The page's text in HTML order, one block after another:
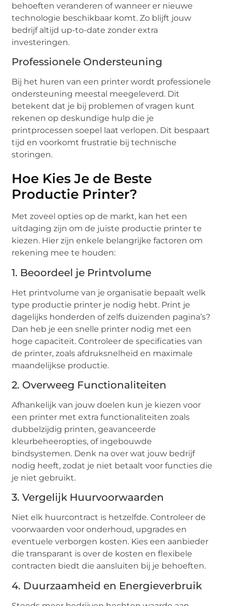
behoeften veranderen of wanneer er nieuwe
technologie beschikbaar komt. Zo blijft jouw
bedrijf altijd up-to-date zonder extra
investeringen.
Professionele Ondersteuning
Bij het huren van een printer wordt professionele
ondersteuning meestal meegeleverd. Dit
betekent dat je bij problemen of vragen kunt
rekenen op deskundige hulp die je
printprocessen soepel laat verlopen. Dit bespaart
tijd en voorkomt frustratie bij technische
storingen.
Hoe Kies Je de Beste
Productie Printer?
Met zoveel opties op de markt, kan het een
uitdaging zijn om de juiste productie printer te
kiezen. Hier zijn enkele belangrijke factoren om
rekening mee te houden:
1. Beoordeel je Printvolume
Het printvolume van je organisatie bepaalt welk
type productie printer je nodig hebt. Print je
dagelijks honderden of zelfs duizenden pagina’s?
Dan heb je een snelle printer nodig met een
hoge capaciteit. Controleer de specificaties van
de printer, zoals afdruksnelheid en maximale
maandelijkse productie.
2. Overweeg Functionaliteiten
Afhankelijk van jouw doelen kun je kiezen voor
een printer met extra functionaliteiten zoals
dubbelzijdig printen, geavanceerde
kleurbeheeropties, of ingebouwde
bindsystemen. Denk na over wat jouw bedrijf
nodig heeft, zodat je niet betaalt voor functies die
je niet gebruikt.
3. Vergelijk Huurvoorwaarden
Niet elk huurcontract is hetzelfde. Controleer de
voorwaarden voor onderhoud, upgrades en
eventuele verborgen kosten. Kies een aanbieder
die transparant is over de kosten en flexibele
contracten biedt die aansluiten bij je behoeften.
4. Duurzaamheid en Energieverbruik